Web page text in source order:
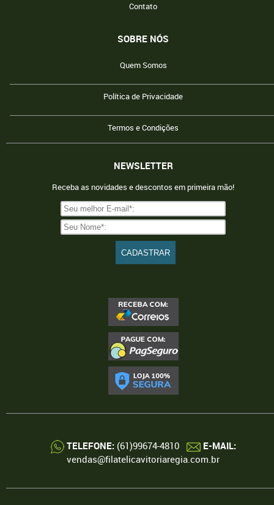
Contato
SOBRE NÓS
Quem Somos
Política de Privacidade
Termos e Condições
NEWSLETTER
Receba as novidades e descontos em primeira mão!
TELEFONE:(61)99674-4810
E-MAIL:
vendas@filatelicavitoriaregia.com.br